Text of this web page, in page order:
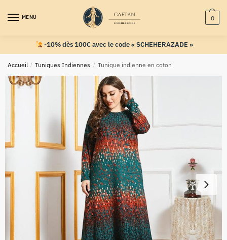
MENU 0
-10% dès 100€ avec le code « SCHEHERAZADE »
Accueil / Tuniques Indiennes / Tunique indienne en coton